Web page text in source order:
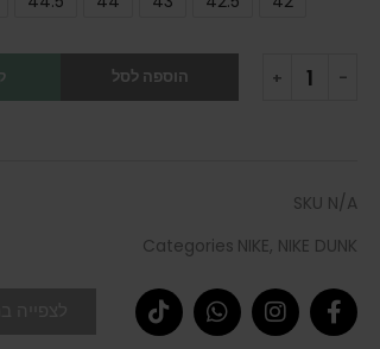
הוספה לסל
SKU N/A
Categories NIKE, NIKE DUNK